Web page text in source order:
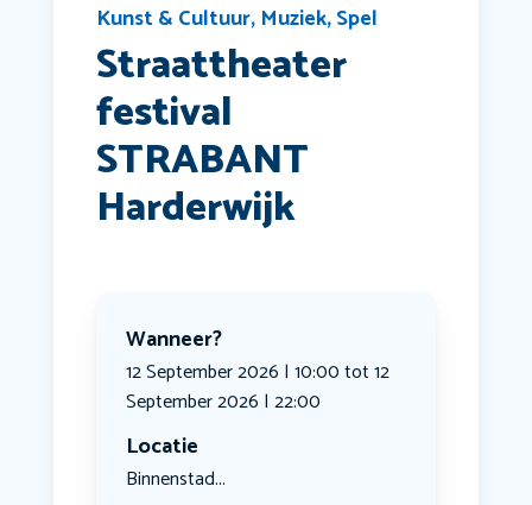
Kunst & Cultuur, Muziek,Spel
Straattheater
festival
STRABANT
Harderwijk
Wanneer?
12 September 2026 | 10:00 tot 12
September 2026 | 22:00
Locatie
Binnenstad...